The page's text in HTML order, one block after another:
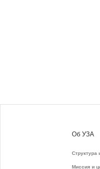
Об УЗА
Структура
Миссия и